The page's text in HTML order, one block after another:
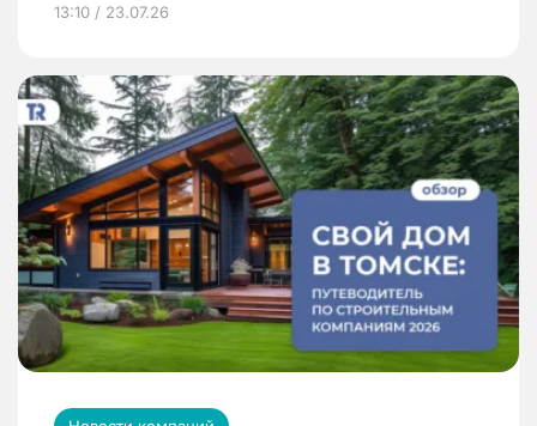
13:10 / 23.07.26